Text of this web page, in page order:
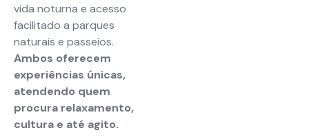
vida noturna e acesso
facilitado a parques
naturais e passeios.
Ambos oferecem
experiências únicas,
atendendo quem
procura relaxamento,
cultura e até agito.